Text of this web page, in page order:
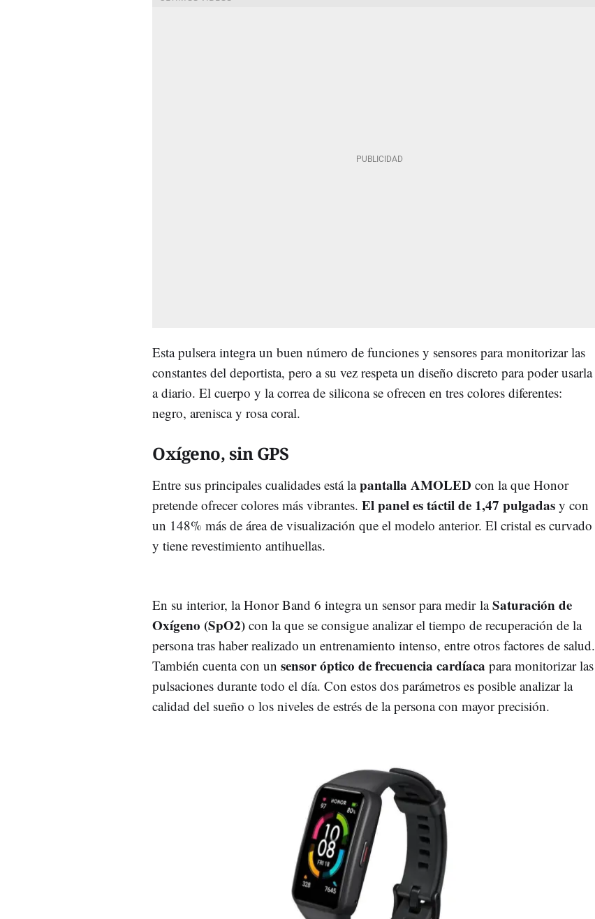
Esta pulsera integra un buen número de funciones y sensores para monitorizar las
constantes del deportista, pero a su vez respeta un diseño discreto para poder usarla
a diario. El cuerpo y la correa de silicona se ofrecen en tres colores diferentes:
negro, arenisca y rosa coral.
Oxígeno, sin GPS
Entre sus principales cualidades está lapantalla AMOLED con la que Honor
pretende ofrecer colores más vibrantes. El panel es táctil de 1,47 pulgadas y con
un 148% más de área de visualización que el modelo anterior. El cristal es curvado
y tiene revestimiento antihuellas.
En su interior, la Honor Band 6 integra un sensor para medir laSaturación de
Oxígeno (SpO2) con la que se consigue analizar el tiempo de recuperación de la
persona tras haber realizado un entrenamiento intenso, entre otros factores de salud.
También cuenta con un sensor óptico de frecuencia cardíaca para monitorizar las
pulsaciones durante todo el día. Con estos dos parámetros es posible analizar la
calidad del sueño o los niveles de estrés de la persona con mayor precisión.